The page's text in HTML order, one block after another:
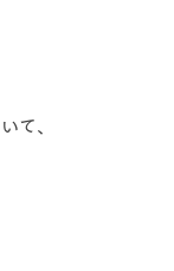
て、